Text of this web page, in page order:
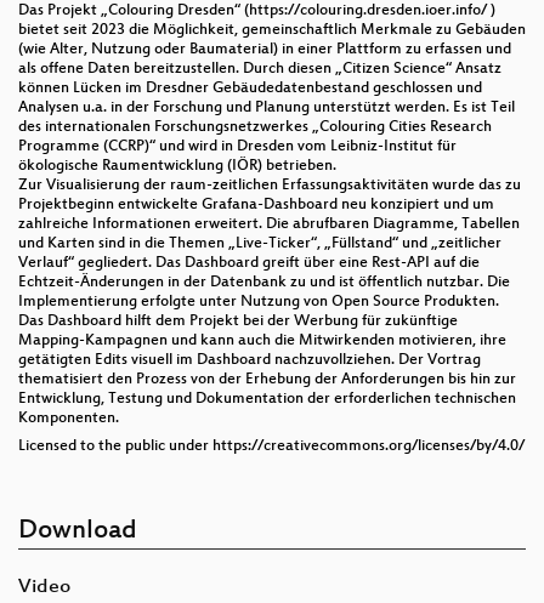
Das Projekt „Colouring Dresden“ (https://colouring.dresden.ioer.info/ )
bietet seit 2023 die Möglichkeit, gemeinschaftlich Merkmale zu Gebäuden
(wie Alter, Nutzung oder Baumaterial) in einer Plattform zu erfassen und
als offene Daten bereitzustellen. Durch diesen „Citizen Science“ Ansatz
können Lücken im Dresdner Gebäudedatenbestand geschlossen und
Analysen u.a. in der Forschung und Planung unterstützt werden. Es ist Teil
des internationalen Forschungsnetzwerkes „Colouring Cities Research
Programme (CCRP)“ und wird in Dresden vom Leibniz-Institut für
ökologische Raumentwicklung (IÖR) betrieben.
Zur Visualisierung der raum-zeitlichen Erfassungsaktivitäten wurde das zu
Projektbeginn entwickelte Grafana-Dashboard neu konzipiert und um
zahlreiche Informationen erweitert. Die abrufbaren Diagramme, Tabellen
und Karten sind in die Themen „Live-Ticker“, „Füllstand“ und „zeitlicher
Verlauf“ gegliedert. Das Dashboard greift über eine Rest-API auf die
Echtzeit-Änderungen in der Datenbank zu und ist öffentlich nutzbar. Die
Implementierung erfolgte unter Nutzung von Open Source Produkten.
Das Dashboard hilft dem Projekt bei der Werbung für zukünftige
Mapping-Kampagnen und kann auch die Mitwirkenden motivieren, ihre
getätigten Edits visuell im Dashboard nachzuvollziehen. Der Vortrag
thematisiert den Prozess von der Erhebung der Anforderungen bis hin zur
Entwicklung, Testung und Dokumentation der erforderlichen technischen
Komponenten.
Licensed to the public under https://creativecommons.org/licenses/by/4.0/
Download
Video